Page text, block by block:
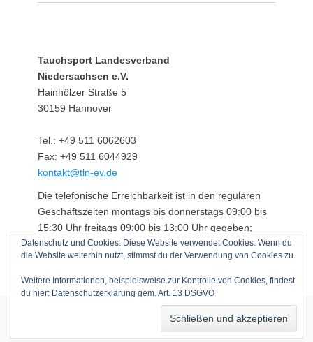
Tauchsport Landesverband
Niedersachsen e.V.
Hainhölzer Straße 5
30159 Hannover
Tel.: +49 511 6062603
Fax: +49 511 6044929
kontakt@tln-ev.de
Die telefonische Erreichbarkeit ist in den regulären
Geschäftszeiten montags bis donnerstags 09:00 bis
15:30 Uhr freitags 09:00 bis 13:00 Uhr gegeben;
darüber hinaus über einen angeschlossenen
Anrufbeantworter.
Datenschutzerklärung gem. Art. 13 DSGVO|
Datenschutz und Cookies: Diese Website verwendet Cookies. Wenn du
die Website weiterhin nutzt, stimmst du der Verwendung von Cookies zu.
Weitere Informationen, beispielsweise zur Kontrolle von Cookies, findest
du hier: Datenschutzerklärung gem. Art. 13 DSGVO